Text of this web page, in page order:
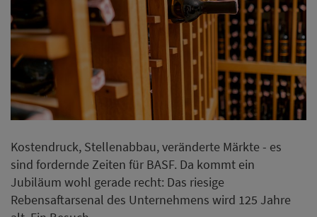
Kostendruck, Stellenabbau, veränderte Märkte - es
sind fordernde Zeiten für BASF. Da kommt ein
Jubiläum wohl gerade recht: Das riesige
Rebensaftarsenal des Unternehmens wird 125 Jahre